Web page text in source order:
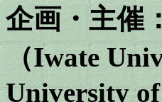
企画・主催
（Iwate
University